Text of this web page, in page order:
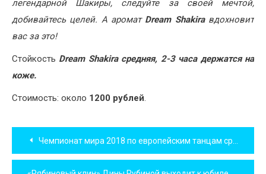
легендарной Шакиры, следуйте за своей мечтой,
добивайтесь целей. А аромат Dream Shakira вдохновит
вас за это!
Стойкость Dream Shakira средняя, 2-3 часа держатся на
коже.
Стоимость: около 1200 рублей.
Навигация
по
Чемпионат мира 2018 по европейским танцам среди профессионалов